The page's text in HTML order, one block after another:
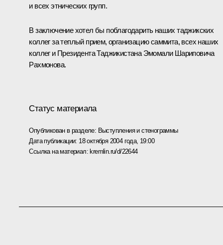
и всех этнических групп.
В заключение хотел бы поблагодарить наших таджикских
коллег за теплый прием, организацию саммита, всех наших
коллег и Президента Таджикистана Эмомали Шариповича
Рахмонова.
Статус материала
Опубликован в разделе: Выступления и стенограммы
Дата публикации: 18 октября 2004 года, 19:00
Ссылка на материал:kremlin.ru/d/22644